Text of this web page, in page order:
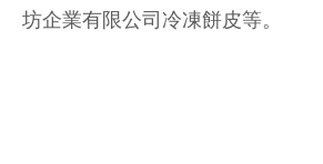
坊企業有限公司冷凍餅皮等。